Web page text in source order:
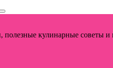
кулинарные советы и